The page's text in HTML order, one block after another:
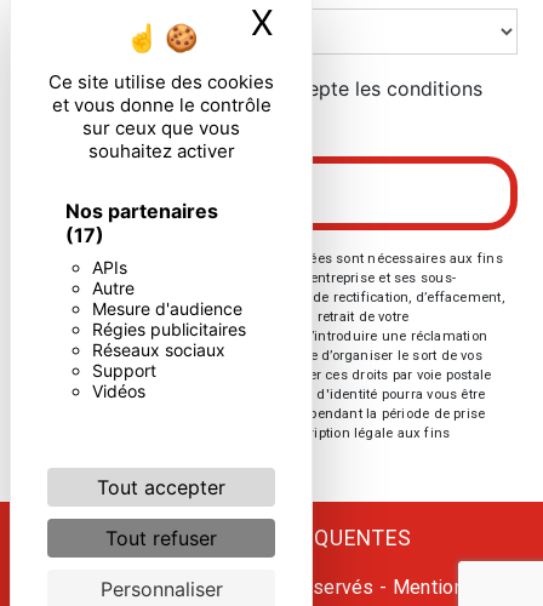
Ce site utilise des cookies
et vous donne le contrôle
sur ceux que vous
souhaitez activer
Nos partenaires
(17)
APIs
Autre
Mesure d'audience
Régies publicitaires
Réseaux sociaux
Support
Vidéos
Tout accepter
Tout refuser
Personnaliser
X Masquer le
En cochant cette case, j'accepte les conditions
particulières ci-dessous **
** Les données personnelles communiquées sont nécessaires aux fins
de vous contacter. Elles sont destinées à l'entreprise et ses sous-
traitants. Vous disposez de droits d’accès, de rectification, d’effacement,
de portabilité, de limitation, d’opposition, de retrait de votre
consentement à tout moment et du droit d’introduire une réclamation
auprès d’une autorité de contrôle, ainsi que d’organiser le sort de vos
données post-mortem. Vous pouvez exercer ces droits par voie postale
ou par courrier électronique. Un justificatif d'identité pourra vous être
demandé. Nous conservons vos données pendant la période de prise
de contact puis pendant la durée de prescription légale aux fins
RECHERCHES FRÉQUENTES
Vistalid- 2026 - Tous droits réservés - Mentions